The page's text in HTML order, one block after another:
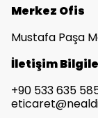
Merkez Ofis
Mustafa Paşa
İletişim
+90 533 635